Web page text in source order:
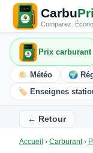
Carbu
Comparez.
Prix carburant
🌤️ Météo 🌍
🏷️ Enseignes
← Retour
Accueil › Carburant›